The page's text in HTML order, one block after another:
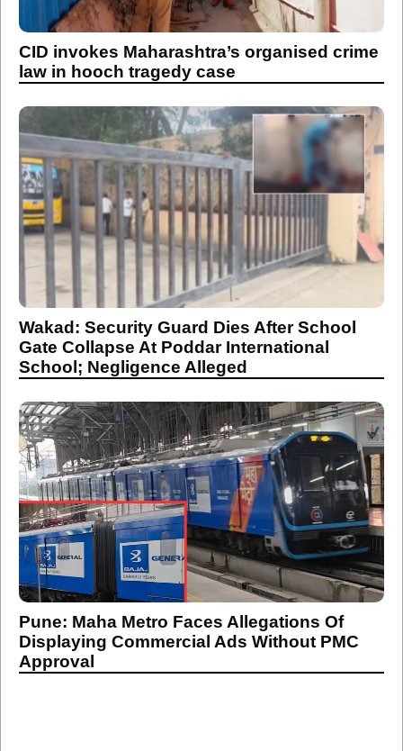
CID invokes Maharashtra’s organised crime
law in hooch tragedy case
Wakad: Security Guard Dies After School
Gate Collapse At Poddar International
School; Negligence Alleged
Pune: Maha Metro Faces Allegations Of
Displaying Commercial Ads Without PMC
Approval